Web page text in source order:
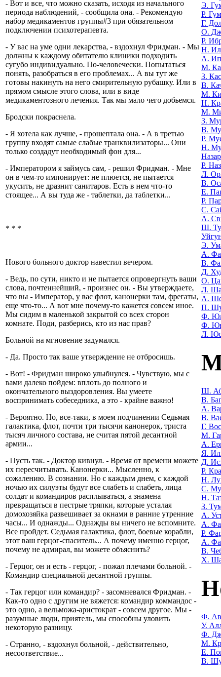
- Вот и все, что можно сказать, исходя из начального
периода наблюдений, - сообщила она. - Рекомендую
набор медикаментов группы#3 при обязательном
подключении психотерапевта.
- У вас на уме одни лекарства, - вздохнул Фридман. - Мы
должны к каждому обитателю клиники подходить
сугубо индивидуально. По-человечески. Попытаться
понять, разобраться в его проблемах... А вы тут же
готовы накинуть на него смирительную рубашку. Или в
прямом смысле этого слова, или в виде
медикаментозного лечения. Так мы мало чего добьемся.
Бродски покраснела.
- Я хотела как лучше, - прошептала она. - А в третью
группу входят самые слабые транквилизаторы... Они
только создадут необходимый фон для...
- Императором я займусь сам, - решил Фридман. - Мне
он в чем-то импонирует: не плюется, не пытается
укусить, не дразнит санитаров. Есть в нем что-то
стоящее... А вы туда же - таблетки, да таблетки...
* * *
Нового больного доктор навестил вечером.
- Ведь, по сути, никто и не пытается опровергнуть ваши
слова, почтеннейший, - произнес он. - Вы утверждаете,
что вы - Император, у вас флот, канонерки там, фрегаты,
еще что-то... А вот мне почему-то кажется совсем иное.
Мы сидим в маленькой закрытой со всех сторон
комнате. Поди, разберись, кто из нас прав?
Больной на мгновение задумался.
- Да. Просто так ваше утверждение не отбросишь.
- Вот! - Фридман широко улыбнулся. - Чувствую, мы с
вами далеко пойдем: вплоть до полного и
окончательного выздоровления. Вы умеете
воспринимать собеседника, а это - крайне важно!
- Вероятно. Но, все-таки, в моем подчинении Седьмая
галактика, флот, почти три тысячи канонерок, триста
тысяч личного состава, не считая пятой десантной
армии...
- Пусть так. - Доктор кивнул. - Время от времени можете
их пересчитывать. Канонерки... Мысленно, к
сожалению. В сознании. Но с каждым днем, с каждой
ночью их силуэты будут все слабеть и слабеть, лица
солдат и командиров расплываться, а знамена
превращаться в пестрые тряпки, которые усталая
домохозяйка развешивает за окнами в ранние утренние
часы... И однажды... Однажды вы ничего не вспомните.
Все пройдет. Седьмая галактика, флот, боевые корабли,
этот ваш герцог-спаситель... А почему именно герцог,
почему не адмирал, вы можете объяснить?
- Герцог, он и есть - герцог, - пожал плечами больной. -
Командир специальной десантной группы.
- Так герцог или командир? - засомневался Фридман. -
Как-то одно с другим не вяжется: командир коммандос -
это одно, а вельможа-аристократ - совсем другое. Мы -
разумные люди, приятель, мы способны уловить
некоторую разницу.
- Странно, - вздохнул больной, - действительно,
несоответствие...
Э.
Р.
Г.
О.
Р.
Н.
А.
М.
З.
В.
М.
Н.
М.
З.
В.
Р.
Н.
Р.
Л.
В.
Е.
Р.
С.
А.
Ш.
Э.
А.
В.
Д.
О.
Л.
А.
П.
Ф.
Ф.
Л.
Ш.
В.
А.
В.
Г.
М.
А.
Я.
Д.
Р.
Н.
С.
Н.
З.
А.
А.
Р.
А.
В.
Х.
Ф.
У.
Ф.
М.
Е.
В.